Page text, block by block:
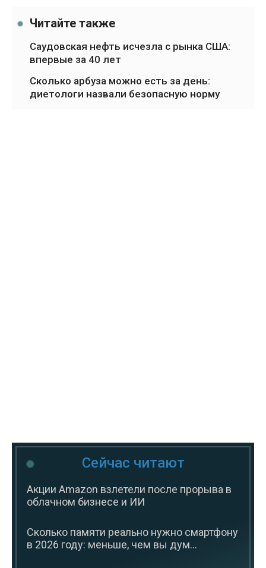
Читайте также
Саудовская нефть исчезла с рынка США:
впервые за 40 лет
Сколько арбуза можно есть за день:
диетологи назвали безопасную норму
Сейчас читают
Акции Amazon взлетели после прорыва в
облачном бизнесе и ИИ
Сколько памяти реально нужно смартфону
в 2026 году: меньше, чем вы дум...